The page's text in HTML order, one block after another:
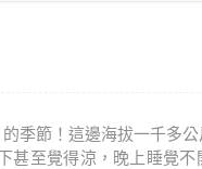
季節！這邊海拔一千多
甚至覺得涼，晚上睡覺